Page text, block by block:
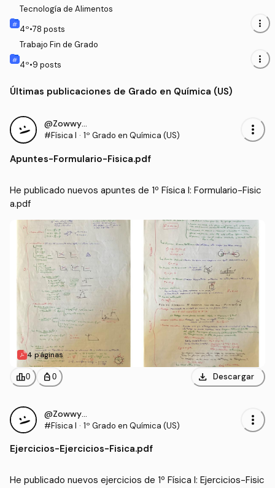
Tecnología de Alimentos
4º•78 posts more_vert
Trabajo Fin de Grado
4º•9 posts more_vert
Últimas publicaciones de Grado en Química (US)
@ZowwyMowwy
#Física I · 1º Grado en Química (US) more_vert
Apuntes-Formulario-Fisica.pdf
He publicado nuevos apuntes de 1º Física I: Formulario-Fisic
a.pdf
4 páginas
leaderboard0 personal_bag 0 download Descargar
@ZowwyMowwy
#Física I · 1º Grado en Química (US) more_vert
Ejercicios-Ejercicios-Fisica.pdf
He publicado nuevos ejercicios de 1º Física I: Ejercicios-Fisic